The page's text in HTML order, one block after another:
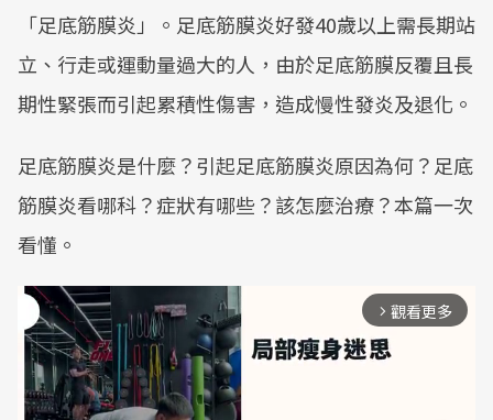
「足底筋膜炎」。足底筋膜炎好發40歲以上需長期站
立、行走或運動量過大的人，由於足底筋膜反覆且長
期性緊張而引起累積性傷害，造成慢性發炎及退化。
足底筋膜炎是什麼？引起足底筋膜炎原因為何？足底
筋膜炎看哪科？症狀有哪些？該怎麼治療？本篇一次
看懂。
arrow_forward_ios 觀看更多